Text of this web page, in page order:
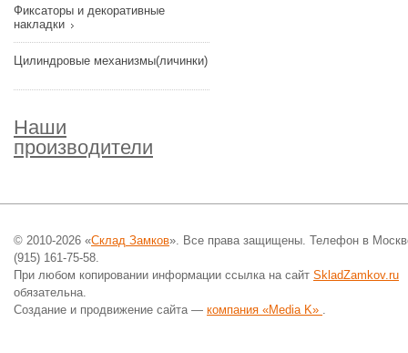
Фиксаторы и декоративные
накладки
Цилиндровые механизмы(личинки)
Наши
производители
© 2010-2026 «Склад Замков». Все права защищены. Телефон в
(915) 161-75-58.
При любом копировании информации ссылка на сайт SkladZamkov.ru
обязательна.
Создание и продвижение сайта — компания «Media K» .